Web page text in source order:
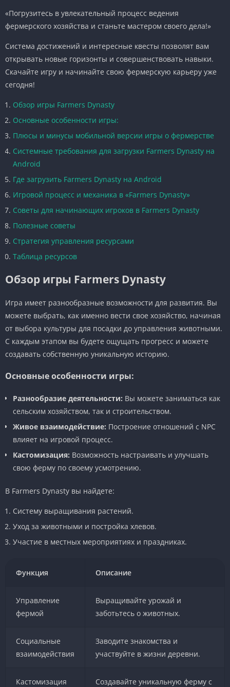
«Погрузитесь в увлекательный процесс ведения
фермерского хозяйства и станьте мастером своего дела!»
Система достижений и интересные квесты позволят вам
открывать новые горизонты и совершенствовать навыки.
Скачайте игру и начинайте свою фермерскую карьеру уже
сегодня!
Обзор игры Farmers Dynasty
Основные особенности игры:
Плюсы и минусы мобильной версии игры о фермерстве
Системные требования для загрузки Farmers Dynasty на
Android
Где загрузить Farmers Dynasty на Android
Игровой процесс и механика в «Farmers Dynasty»
Советы для начинающих игроков в Farmers Dynasty
Полезные советы
Стратегия управления ресурсами
Таблица ресурсов
Обзор игры Farmers Dynasty
Игра имеет разнообразные возможности для развития. Вы
можете выбрать, как именно вести свое хозяйство, начиная
от выбора культуры для посадки до управления животными.
С каждым этапом вы будете ощущать прогресс и можете
создавать собственную уникальную историю.
Основные особенности игры:
Разнообразие деятельности: Вы можете заниматься как
сельским хозяйством, так и строительством.
Живое взаимодействие: Построение отношений с NPC
влияет на игровой процесс.
Кастомизация: Возможность настраивать и улучшать
свою ферму по своему усмотрению.
В Farmers Dynasty вы найдете:
Систему выращивания растений.
Уход за животными и постройка хлевов.
Участие в местных мероприятиях и праздниках.
Функция Описание
Управление
фермой
Выращивайте урожай и
заботьтесь о животных.
Социальные
взаимодействия
Заводите знакомства и
участвуйте в жизни деревни.
Кастомизация
Создавайте уникальную ферму с